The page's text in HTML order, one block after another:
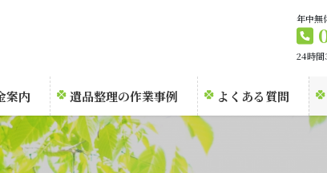
年中無
24時間
案内 遺品整理の作業事例 よくある質問